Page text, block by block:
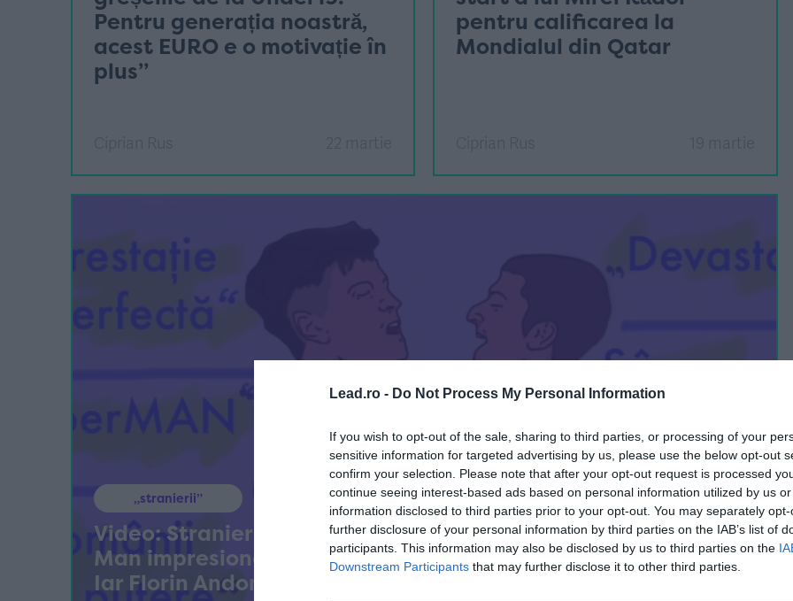
Lead.ro - Do Not Process My Personal Information
If you wish to opt-out of the sale, sharing to third parties, or processing of your
sensitive information for targeted advertising by us, please use the below opt-out
confirm your selection. Please note that after your opt-out request is processed
continue seeing interest-based ads based on personal information utilized by us
information disclosed to third parties prior to your opt-out. You may separately
further disclosure of your personal information by third parties on the IAB’s list of
participants. This information may also be disclosed by us to third parties on the
Downstream Participants that may further disclose it to other third parties.
Pentru generația noastră,
acest EURO e o motivație în
plus”
pentru calificarea la
Mondialul din Qatar
„stranierii”
Video: Stranierii | „Parma Romena”: Valentin Mihăilă și Dennis
Man impresionează în Serie A, Nicolae Stanciu e tot mai bun.
Iar Florin Andone e aproape de revenire